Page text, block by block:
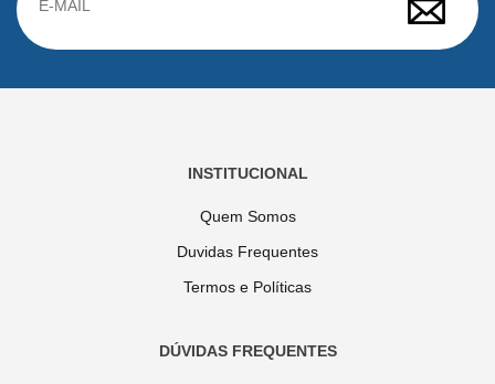
INSTITUCIONAL
Quem Somos
Duvidas Frequentes
Termos e Políticas
DÚVIDAS FREQUENTES